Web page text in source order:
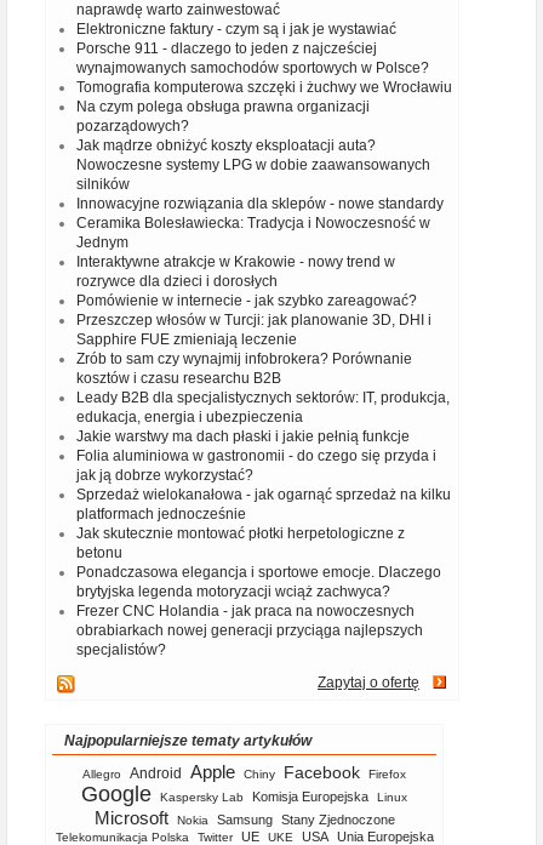
naprawdę warto zainwestować
Elektroniczne faktury - czym są i jak je wystawiać
Porsche 911 - dlaczego to jeden z najcześciej
wynajmowanych samochodów sportowych w Polsce?
Tomografia komputerowa szczęki i żuchwy we Wrocławiu
Na czym polega obsługa prawna organizacji
pozarządowych?
Jak mądrze obniżyć koszty eksploatacji auta?
Nowoczesne systemy LPG w dobie zaawansowanych
silników
Innowacyjne rozwiązania dla sklepów - nowe standardy
Ceramika Bolesławiecka: Tradycja i Nowoczesność w
Jednym
Interaktywne atrakcje w Krakowie - nowy trend w
rozrywce dla dzieci i dorosłych
Pomówienie w internecie - jak szybko zareagować?
Przeszczep włosów w Turcji: jak planowanie 3D, DHI i
Sapphire FUE zmieniają leczenie
Zrób to sam czy wynajmij infobrokera? Porównanie
kosztów i czasu researchu B2B
Leady B2B dla specjalistycznych sektorów: IT, produkcja,
edukacja, energia i ubezpieczenia
Jakie warstwy ma dach płaski i jakie pełnią funkcje
Folia aluminiowa w gastronomii - do czego się przyda i
jak ją dobrze wykorzystać?
Sprzedaż wielokanałowa - jak ogarnąć sprzedaż na kilku
platformach jednocześnie
Jak skutecznie montować płotki herpetologiczne z
betonu
Ponadczasowa elegancja i sportowe emocje. Dlaczego
brytyjska legenda motoryzacji wciąż zachwyca?
Frezer CNC Holandia - jak praca na nowoczesnych
obrabiarkach nowej generacji przyciąga najlepszych
specjalistów?
Zapytaj o ofertę
Najpopularniejsze tematy artykułów
Allegro Android Apple Chiny Facebook Firefox
Google Kaspersky Lab Komisja Europejska Linux
Microsoft Nokia Samsung Stany Zjednoczone
Telekomunikacja Polska Twitter UE UKE USA Unia Europejska